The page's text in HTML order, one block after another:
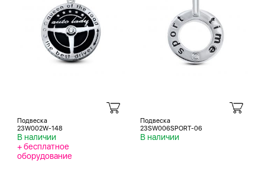
Подвеска
23W002W-148
В наличии
+ бесплатное
оборудование
Подвеска
23SW006SPORT-06
В наличии